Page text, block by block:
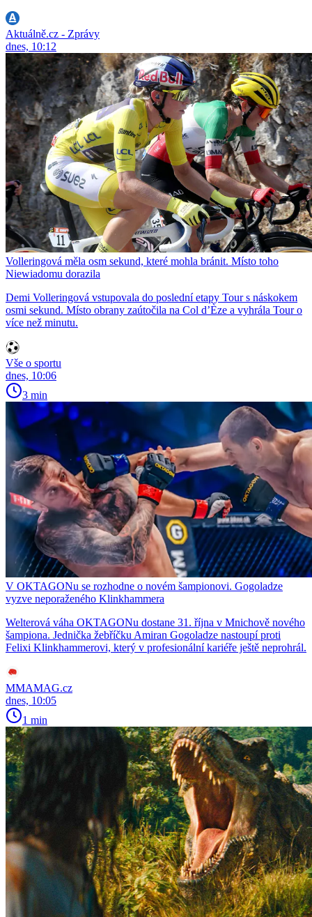
Aktuálně.cz - Zprávy
dnes, 10:12
Volleringová měla osm sekund, které mohla bránit. Místo toho
Niewiadomu dorazila
Demi Volleringová vstupovala do poslední etapy Tour s náskokem
osmi sekund. Místo obrany zaútočila na Col d’Èze a vyhrála Tour o
více než minutu.
Vše o sportu
dnes, 10:06
3 min
V OKTAGONu se rozhodne o novém šampionovi. Gogoladze
vyzve neporaženého Klinkhammera
Welterová váha OKTAGONu dostane 31. října v Mnichově nového
šampiona. Jednička žebříčku Amiran Gogoladze nastoupí proti
Felixi Klinkhammerovi, který v profesionální kariéře ještě neprohrál.
MMAMAG.cz
dnes, 10:05
1 min